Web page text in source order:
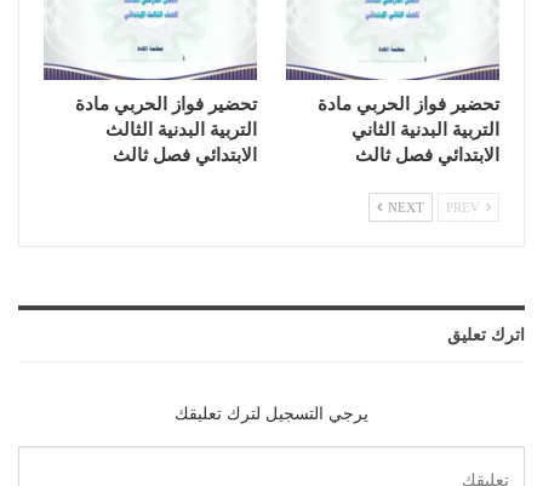
تحضير فواز الحربي مادة
التربية البدنية الثاني
الابتدائي فصل ثالث
تحضير فواز الحربي مادة
التربية البدنية الثالث
الابتدائي فصل ثالث
NEXT
اترك تعليق
يرجي التسجيل لترك تعليقك